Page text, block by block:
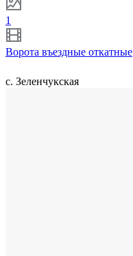
1
Ворота въездные откатные
с. Зеленчукская